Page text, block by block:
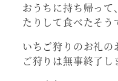
おうちに持ち帰って
たりして食べたそう
いちご狩りのお礼
ご狩りは無事終了し